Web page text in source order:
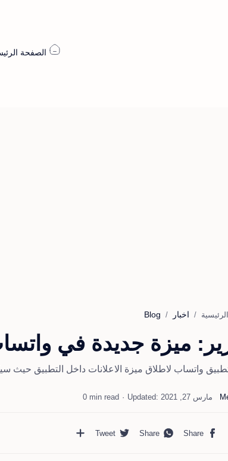
الصفحة
اخبار Blog
ميزة جديدة في
واتساب لاطلاق ميزة الاعلانات داخل التطبيق
0 min read